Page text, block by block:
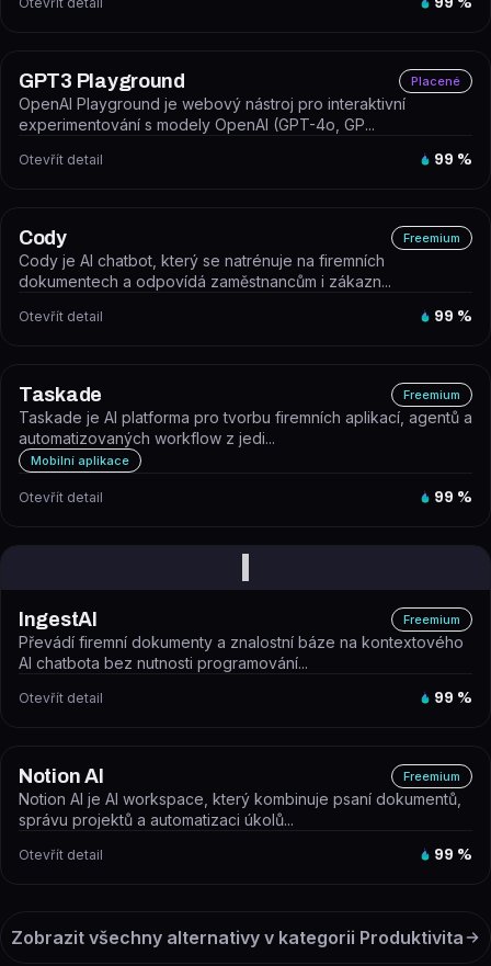
GPT3 Playground Placené
OpenAI Playground je webový nástroj pro interaktivní
experimentování s modely OpenAI (GPT-4o, GP...
Otevřít detail 99 %
Cody Freemium
Cody je AI chatbot, který se natrénuje na firemních
dokumentech a odpovídá zaměstnancům i zákazn...
Otevřít detail 99 %
Taskade Freemium
Taskade je AI platforma pro tvorbu firemních aplikací, agentů a
automatizovaných workflow z jedi...
Mobilní aplikace
Otevřít detail 99 %
I
IngestAI Freemium
Převádí firemní dokumenty a znalostní báze na kontextového
AI chatbota bez nutnosti programování...
Otevřít detail 99 %
Notion AI Freemium
Notion AI je AI workspace, který kombinuje psaní dokumentů,
správu projektů a automatizaci úkolů...
Otevřít detail 99 %
Zobrazit všechny alternativy v kategorii Produktivita